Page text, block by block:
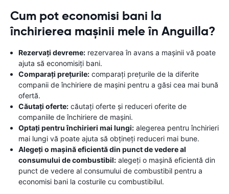
Cum pot economisi bani la
închirierea mașinii mele în Anguilla?
Rezervați devreme: rezervarea în avans a mașinii vă poate
ajuta să economisiți bani.
Comparați prețurile: comparați prețurile de la diferite
companii de închiriere de mașini pentru a găsi cea mai bună
ofertă.
Căutați oferte: căutați oferte și reduceri oferite de
companiile de închiriere de mașini.
Optați pentru închirieri mai lungi: alegerea pentru închirieri
mai lungi vă poate ajuta să obțineți reduceri mai bune.
Alegeți o mașină eficientă din punct de vedere al
consumului de combustibil: alegeți o mașină eficientă din
punct de vedere al consumului de combustibil pentru a
economisi bani la costurile cu combustibilul.